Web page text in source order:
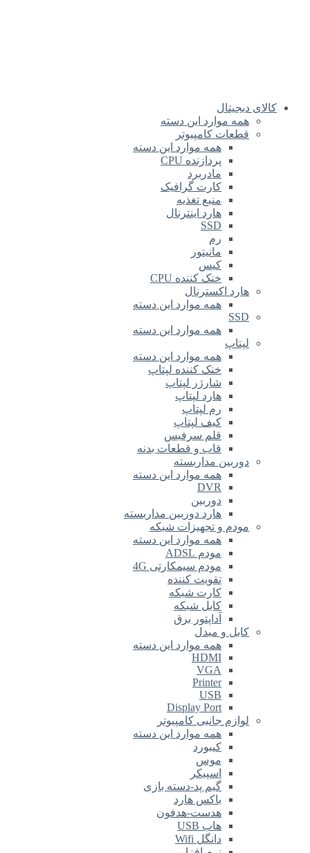
کالای دیجیتال
همه موارد این دسته
قطعات کامپیوتر
همه موارد این دسته
پردازنده CPU
مادربرد
کارت گرافیک
منبع تغذیه
هارد اینترنال
SSD
رم
مانیتور
کیس
خنک کننده CPU
هارد اکسترنال
همه موارد این دسته
SSD
همه موارد این دسته
لپتاپ
همه موارد این دسته
خنک کننده لپتاپ
شارژر لپتاپ
هارد لپتاپ
رم لپتاپ
کیف لپتاپ
قلم سرفیس
قاب و قطعات بدنه
دوربین مداربسته
همه موارد این دسته
DVR
دوربین
هارد دوربین مداربسته
مودم و تجهیزات شبکه
همه موارد این دسته
مودم ADSL
مودم سیمکارتی 4G
تقویت کننده
کارت شبکه
کابل شبکه
آداپتور برق
کابل و مبدل
همه موارد این دسته
HDMI
VGA
Printer
USB
Display Port
لوازم جانبی کامپیوتر
همه موارد این دسته
کیبورد
موس
اسپیکر
گیم پد-دسته بازی
باکس هارد
هدست-هدفون
هاب USB
دانگل Wifi